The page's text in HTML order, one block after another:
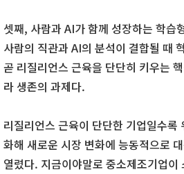
셋째, 사람과 AI가 함께 성장하는 학습
사람의 직관과 AI의 분석이 결합될 때
곧 리질리언스 근육을 단단히 키우는
라 생존의 과제다.
리질리언스 근육이 단단한 기업일수
화해 새로운 시장 변화에 능동적으로
열렸다. 지금이야말로 중소제조기업